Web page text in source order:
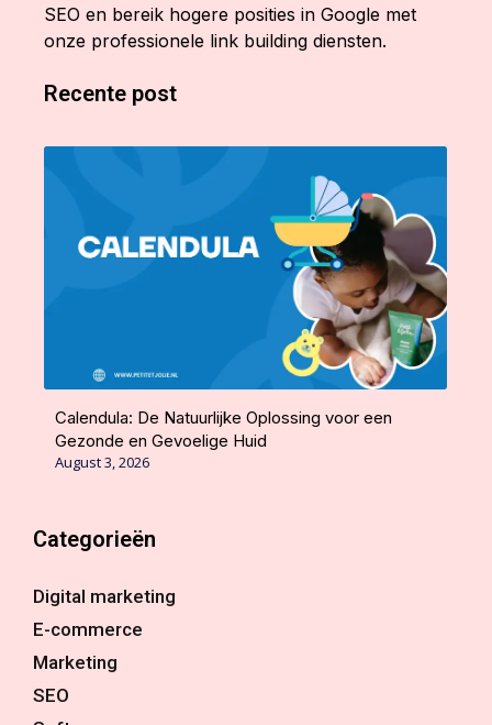
SEO en bereik hogere posities in Google met
onze professionele link building diensten.
Recente post
Calendula: De Natuurlijke Oplossing voor een
Gezonde en Gevoelige Huid
August 3, 2026
Categorieën
Digital marketing
E-commerce
Marketing
SEO